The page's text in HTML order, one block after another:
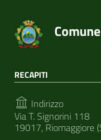
RECAPITI
Indirizzo
Via T. Signorini 118
19017, Riomaggiore